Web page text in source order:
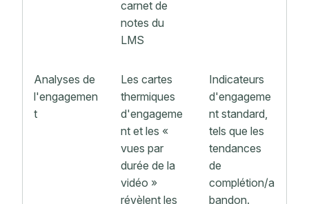
carnet de
notes du
LMS
Analyses de
l'engagemen
t
Les cartes
thermiques
d'engageme
nt et les «
vues par
durée de la
vidéo »
révèlent les
Indicateurs
d'engageme
nt standard,
tels que les
tendances
de
complétion/a
bandon.